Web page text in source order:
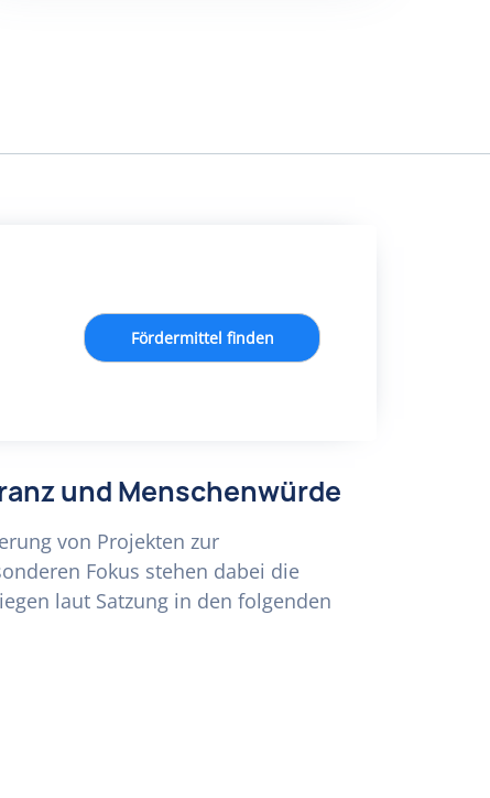
Fördermittel finden
und Menschenwürde
von Projekten zur
Fokus stehen dabei die
laut Satzung in den folgenden